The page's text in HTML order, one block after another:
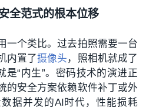
全范式的根本位移
一个类比。过去拍照需要一台
内置了摄像头 ，照相机就成了
是“内生”。密码技术的演进正
的安全方案依赖软件补丁或外
据并发的AI时代，性能损耗